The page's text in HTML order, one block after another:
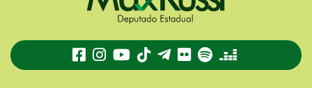
TikTokTelegram
FlickrSpotifyDeezer